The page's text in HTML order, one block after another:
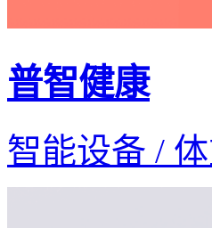
普智健康
智能设备 /